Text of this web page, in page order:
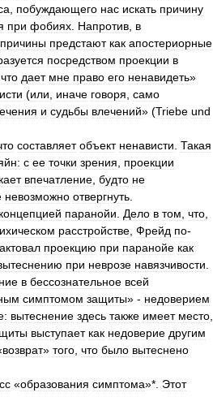
побуждающего нас искать причину
при фобиях Напротив в
причины предстают как апостериорные
посредством проекции в
что дает мне право его ненавидеть»
(или иначе говоря само
и судьбы влечений» (Triebe und
составляет объект ненависти Такая
с ее точки зрения
проекции
впечатление будто не
невозможно отвергнуть
концепцией паранойи Дело в том что
расстройстве Фрейд по-
проекцию при паранойе как
при неврозе навязчивости
в бессознательное всей
симптомом защиты» - недоверием
вытеснение здесь также имеет место
выступает как недоверие другим
возврат» того что было вытеснено
«образования симптома»*. Этот